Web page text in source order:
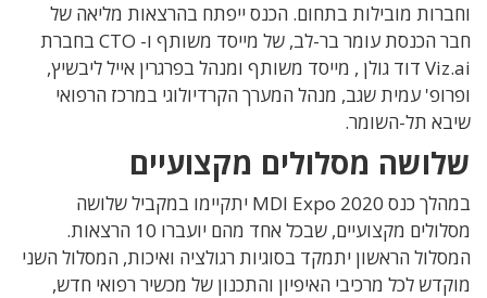
וחברות מובילות בתחום. הכנס ייפתח בהרצאות מליאה של
חבר הכנסת עומר בר-לב, של מייסד משותף ו- CTO בחברת
Viz.ai דוד גולן , מייסד משותף ומנהל בפרגרין אייל ליבשיץ,
ופרופ' עמית שגב, מנהל המערך הקרדיולוגי במרכז הרפואי
שיבא תל-השומר.
שלושה מסלולים מקצועיים
במהלך כנס MDI Expo 2020 יתקיימו במקביל שלושה
מסלולים מקצועיים, שבכל אחד מהם יועברו 10 הרצאות.
המסלול הראשון יתמקד בסוגיות רגולציה ואיכות, המסלול השני
מוקדש לכל מרכיבי האיפיון והתכנון של מכשיר רפואי חדש,